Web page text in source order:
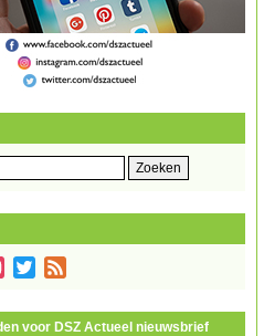
Instagram
Twitter
voor DSZ Actueel nieuwsbrief